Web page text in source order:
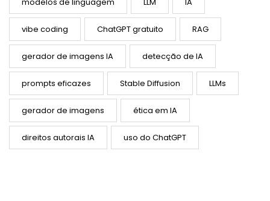
vibe coding ChatGPT gratuito RAG
gerador de imagens IA detecção de IA
prompts eficazes Stable Diffusion LLMs
gerador de imagens ética em IA
direitos autorais IA uso do ChatGPT